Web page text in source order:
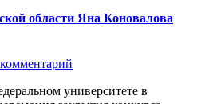
области Яна Коновалова
университете в